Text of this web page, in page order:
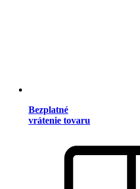
Bezplatné
vrátenie tovaru